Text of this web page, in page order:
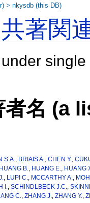
共著関
者名 (a
S.A., BRIAIS A.,CHEN Y.,
HUANG B., HUANG E., HUANG
, LUPI C., MCCARTHY A.,
I., SCHINDLBECK J.C.,
C., ZHANG J., ZHANG Y.,
>nkysdb (this DB)